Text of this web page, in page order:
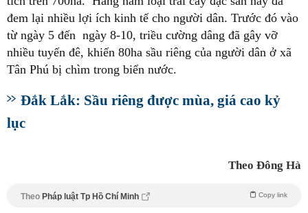
đem lại nhiều lợi ích kinh tế cho người dân. Trước đó vào
từ ngày 5 đến ngày 8-10, triều cường dâng đã gây vỡ
nhiều tuyến đê, khiến 80ha sầu riêng của người dân ở xã
Tân Phú bị chìm trong biển nước.
Đắk Lắk: Sầu riêng được mùa, giá cao kỷ
lục
Theo Đông Hà
Theo Pháp luật Tp Hồ Chí Minh Copy link